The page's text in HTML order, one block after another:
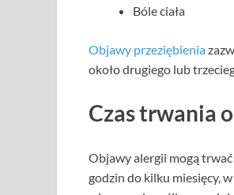
Bóle ciała
Objawy przeziębienia
około drugiego lub
Czas trwania
Objawy alergii mogą trwać
godzin do kilku miesięcy,